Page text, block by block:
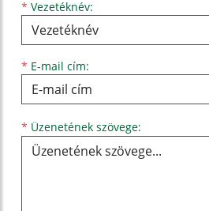
* Vezetéknév:
* E-mail cím:
* Üzenetének szövege: